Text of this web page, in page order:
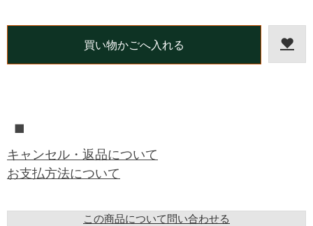
■
キャンセル・返品について
お支払方法について
この商品について問い合わせる